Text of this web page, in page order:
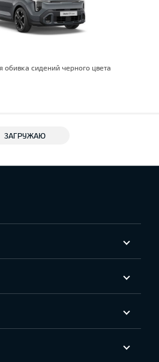
обивка сидений черного цвета
ЗАГРУЖАЮ